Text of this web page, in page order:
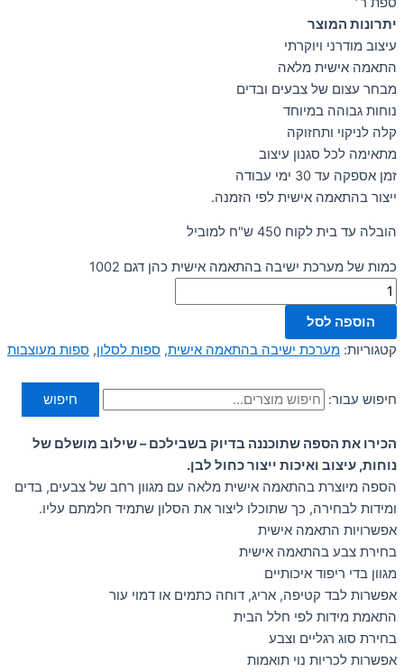
יתרונות המוצר
עיצוב מודרני ויוקרתי
התאמה אישית מלאה
מבחר עצום של צבעים ובדים
נוחות גבוהה במיוחד
קלה לניקוי ותחזוקה
מתאימה לכל סגנון עיצוב
זמן אספקה עד 30 ימי עבודה
ייצור בהתאמה אישית לפי הזמנה.
הובלה עד בית לקוח 450 ש"ח למוביל
כמות של מערכת ישיבה בהתאמה אישית כהן דגם 1002
הוספה לסל
קטגוריות: מערכת ישיבה בהתאמה אישית, ספות לסלון, ספות מעוצבות
חיפוש עבור: חיפוש
הכירו את הספה שתוכננה בדיוק בשבילכם – שילוב מושלם של
נוחות, עיצוב ואיכות ייצור כחול לבן.
הספה מיוצרת בהתאמה אישית מלאה עם מגוון רחב של צבעים, בדים
ומידות לבחירה, כך שתוכלו ליצור את הסלון שתמיד חלמתם עליו.
אפשרויות התאמה אישית
בחירת צבע בהתאמה אישית
מגוון בדי ריפוד איכותיים
אפשרות לבד קטיפה, אריג, דוחה כתמים או דמוי עור
התאמת מידות לפי חלל הבית
בחירת סוג רגליים וצבע
אפשרות לכריות נוי תואמות